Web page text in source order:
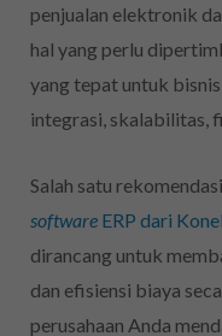
penjualan elektronik
hal yang perlu
yang tepat untuk bisnis
integrasi, skalabilitas,
Salah satu
software ERP dari
dirancang untuk
dan efisiensi biaya
perusahaan Anda